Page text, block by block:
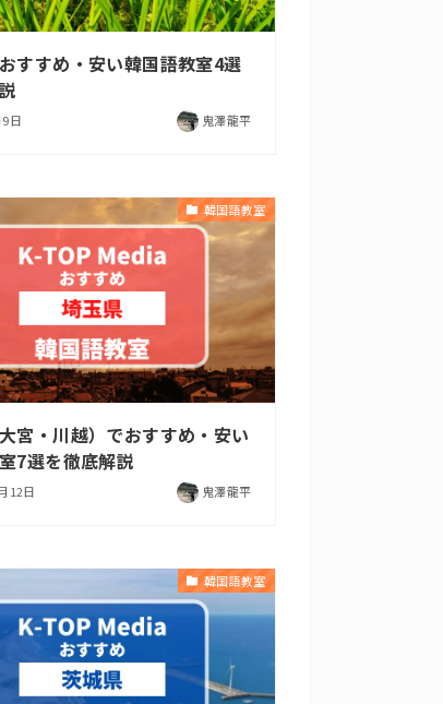
すすめ・安い韓国語教室4選
日 鬼澤龍平
韓国語教室
宮・川越）でおすすめ・安い
7選を徹底解説
12日 鬼澤龍平
韓国語教室